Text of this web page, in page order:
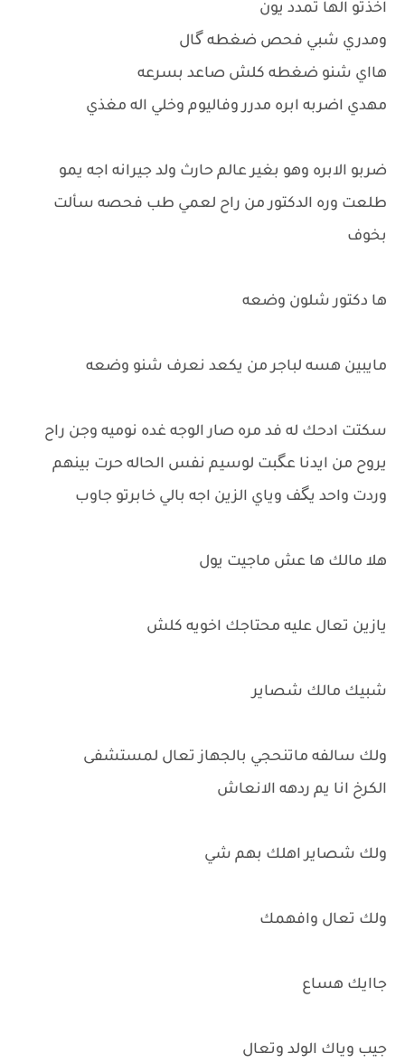
اخذتو الها تمدد يون
ومدري شبي فحص ضغطه گال
هااي شنو ضغطه كلش صاعد بسرعه
مهدي اضربه ابره مدرر وفاليوم وخلي اله مغذي
ضربو الابره وهو بغير عالم حارث ولد جيرانه اجه يمو
طلعت وره الدكتور من راح لعمي طب فحصه سألت
بخوف
ها دكتور شلون وضعه
مايبين هسه لباجر من يكعد نعرف شنو وضعه
سكتت ادحك له فد مره صار الوجه غده نوميه وجن راح
يروح من ايدنا عگبت لوسيم نفس الحاله حرت بينهم
وردت واحد يگف وياي الزين اجه بالي خابرتو جاوب
هلا مالك ها عش ماجيت يول
يازين تعال عليه محتاجك اخويه كلش
شبيك مالك شصاير
ولك سالفه ماتنحجي بالجهاز تعال لمستشفى
الكرخ انا يم ردهه الانعاش
ولك شصاير اهلك بهم شي
ولك تعال وافهمك
جاايك هساع
جيب وياك الولد وتعال